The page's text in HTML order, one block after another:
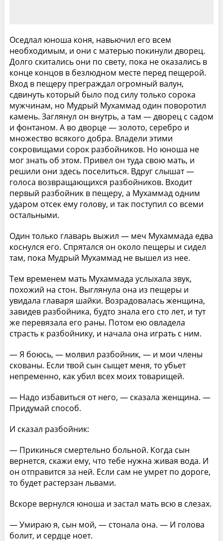
Оседлал юноша коня, навьючил его всем
необходимым, и они с матерью покинули дворец.
Долго скитались они по свету, пока не оказались в
конце концов в безлюдном месте перед пещерой.
Вход в пещеру преграждал огромный валун,
сдвинуть который было под силу только сорока
мужчинам, но Мудрый Мухаммад один поворотил
камень. Заглянул он внутрь, а там — дворец с садом
и фонтаном. А во дворце — золото, серебро и
множество всякого добра. Владели этими
сокровищами сорок разбойников. Но юноша не
мог знать об этом. Привел он туда свою мать, и
решили они здесь поселиться. Вдруг слышат —
голоса возвращающихся разбойников. Входит
первый разбойник в пещеру, а Мухаммад одним
ударом отсек ему голову, и так поступил со всеми
остальными.
Один только главарь выжил — меч Мухаммада едва
коснулся его. Спрятался он около пещеры и сидел
там, пока Мудрый Мухаммад не вышел из нее.
Тем временем мать Мухаммада услыхала звук,
похожий на стон. Выглянула она из пещеры и
увидала главаря шайки. Возрадовалась женщина,
завидев разбойника, будто знала его сто лет, и тут
же перевязала его раны. Потом ею овладела
страсть к разбойнику, и начала она играть с ним.
— Я боюсь, — молвил разбойник, — и мои члены
скованы. Если твой сын сыщет меня, то убьет
непременно, как убил всех моих товарищей.
— Надо избавиться от него, — сказала женщина. —
Придумай способ.
И сказал разбойник:
— Прикинься смертельно больной. Когда сын
вернется, скажи ему, что тебе нужна живая вода. И
он отправится за ней. Если сам не умрет по дороге,
то будет растерзан львами.
Вскоре вернулся юноша и застал мать всю в слезах.
— Умираю я, сын мой, — стонала она. — И голова
болит, и сердце ноет.